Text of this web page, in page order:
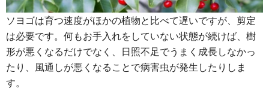
ソヨゴは育つ速度がほかの植物と比べて遅いですが、剪定
は必要です。何もお手入れをしていない状態が続けば、樹
形が悪くなるだけでなく、日照不足でうまく成長しなかっ
たり、風通しが悪くなることで病害虫が発生したりしま
す。